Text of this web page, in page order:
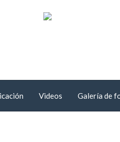
Videos Galería de